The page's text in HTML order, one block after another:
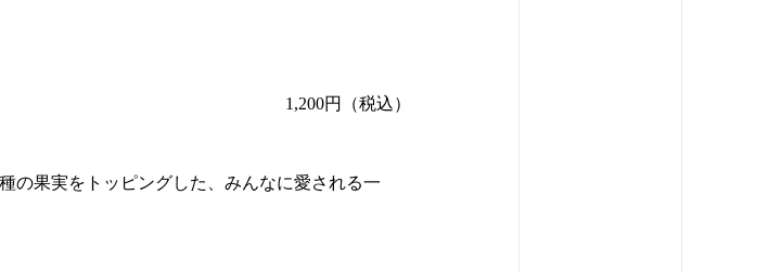
1,200円（税込）
の果実をトッピングした、みんなに愛される一